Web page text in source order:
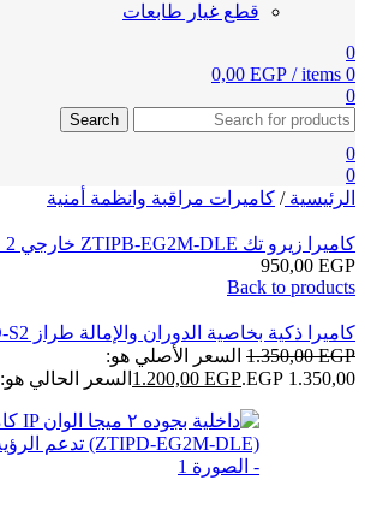
قطع غيار طابعات
0
0
items
/
0,00 EGP
0
Search
0
0
الرئيسية/ كاميرات مراقبة وانظمة أمنية
كاميرا زيرو تك ZTIPB-EG2M-DLE خارجي 2 ميجا بيكسل
950,00 EGP
Back to products
كاميرا ذكية بخاصية الدوران والإمالة طراز UHO-S2 من UNV
1.350,00EGP
السعر الأصلي هو:
1.350,00 EGP.
1.200,00 EGP السعر الحالي هو: 1.200,00 EGP.